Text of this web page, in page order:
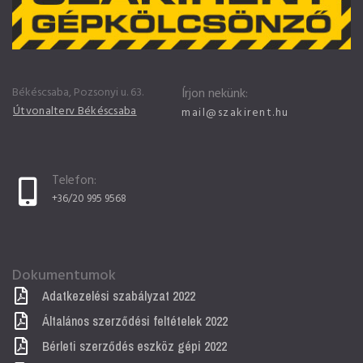
Békéscsaba, Pozsonyi u. 63.
Útvonalterv Békéscsaba
Írjon nekünk:
mail@szakirent.hu
Telefon:
+36/20 995 9568
Dokumentumok
Adatkezelési szabályzat 2022
Általános szerződési feltételek 2022
Bérleti szerződés eszköz gépi 2022